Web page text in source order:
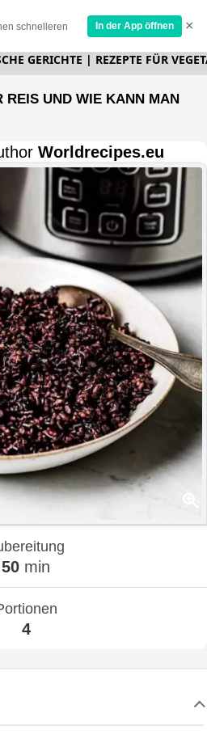
schnelleren
In der App öffnen ×
GERICHTE | REZEPTE FÜR
REIS UND WIE KANN MAN
Worldrecipes.eu
50 min
4